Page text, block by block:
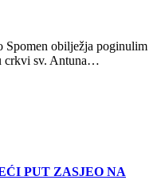
Spomen obilježja poginulim
crkvi sv. Antuna…
PUT ZASJEO NA